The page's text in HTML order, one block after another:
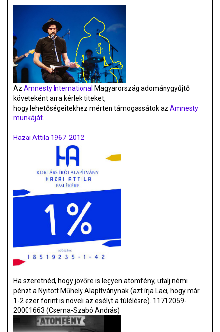
Az Amnesty International Magyarország adománygyűjtő
követeként arra kérlek titeket,
hogy lehetőségeitekhez mérten támogassátok az Amnesty
munkáját.
Hazai Attila 1967-2012
Ha szeretnéd, hogy jövőre is legyen atomfény, utalj némi
pénzt a Nyitott Műhely Alapítványnak (azt írja Laci, hogy már
1-2 ezer forint is növeli az esélyt a túlélésre). 11712059-
20001663 (Cserna-Szabó András)